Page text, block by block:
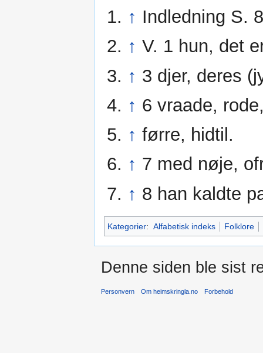
↑ Indledning S.
↑ V. 1 hun, det
↑ 3 djer, deres
↑ 6 vraade,
↑ førre, hidtil.
↑ 7 med nøje,
↑ 8 han kaldte
Kategorier: Alfabetisk indeks Folklore
Denne siden ble sist
Personvern Om heimskringla.no Forbehold